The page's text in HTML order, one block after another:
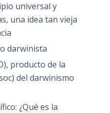
universal y
una idea tan vieja
darwinista
producto de la
del darwinismo
¿Qué es la